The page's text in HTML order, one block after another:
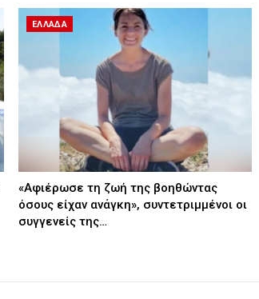
ΕΛΛΑΔΑ
«Αφιέρωσε τη ζωή της βοηθώντας
όσους είχαν ανάγκη», συντετριμμένοι οι
συγγενείς της…